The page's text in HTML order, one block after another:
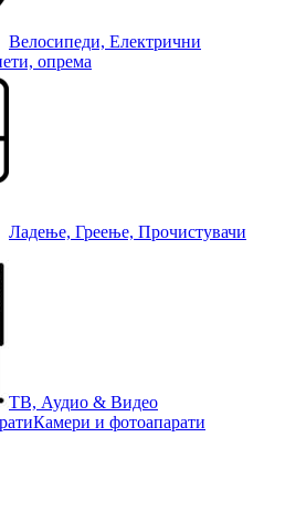
Велосипеди, Електрични
опрема
Ладење, Греење, Прочистувачи
ТВ, Аудио & Видео
Камери и фотоапарати